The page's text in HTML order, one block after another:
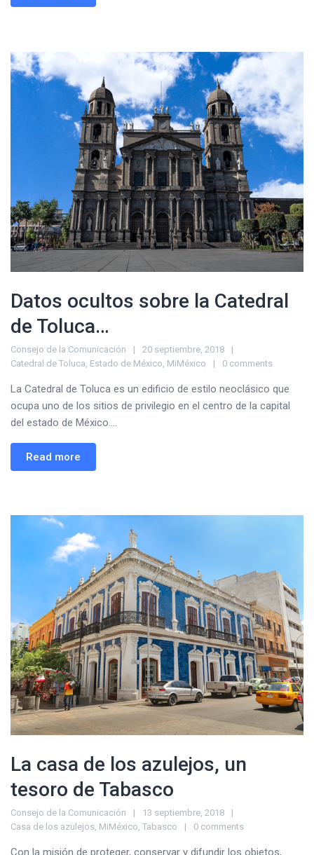
Datos ocultos sobre la Catedral
de Toluca…
Consejo de la Comunicación
20 septiembre, 2018
Catedral de Toluca Estado de México MiMéxico 0 comments
La Catedral de Toluca es un edificio de estilo neoclásico que
ocupa uno de los sitios de privilegio en el centro de la capital
del estado de México....
Read more
La casa de los azulejos, un
tesoro de Tabasco
Consejo de la Comunicación
13 septiembre, 2018
Casa de los azulejos MiMéxico Tabasco 0 comments
Con la misión de proteger, conservar y difundir los objetos,